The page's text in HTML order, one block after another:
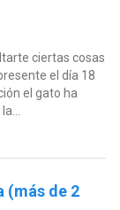
ciertas cosas
el día 18
el gato ha
(más de 2